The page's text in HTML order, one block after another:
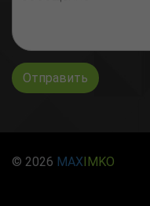
Отправить
© 2026 MAXIMKO